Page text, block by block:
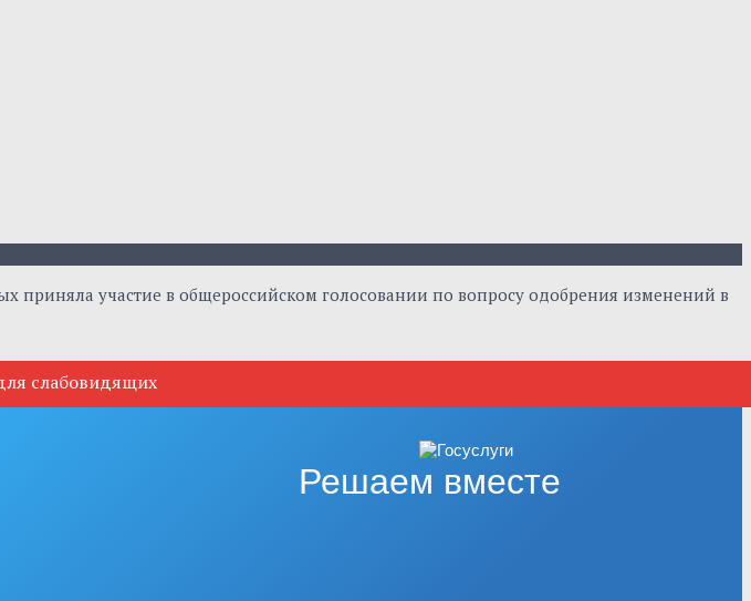
приняла участие в общероссийском голосовании по вопросу одобрения изменений в
слабовидящих
Решаем вместе